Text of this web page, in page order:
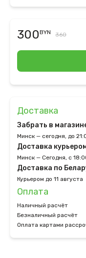
300BYN 360
Доставка
Забрать в
Минск — сегодня, до
Доставка
Минск — Сегодня, с
Доставка по
Курьером до 11 августа
Оплата
Наличный расчёт
Безналичный расчёт
Оплата картами